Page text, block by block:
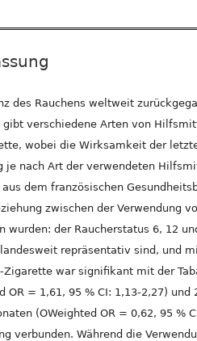
des Rauchens weltweit
verschiedene Arten von
wobei die Wirksamkeit der
je nach Art der verwendeten
dem französischen
zwischen der Verwendung
wurden: der Raucherstatus 6, 12
repräsentativ sind, und
Zigarette war signifikant mit der
OR = 1,61, 95 % CI: 1,13-2,27)
(OWeighted OR = 0,62, 95
verbunden. Während die